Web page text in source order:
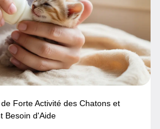
Forte Activité des Chatons et
Besoin d'Aide